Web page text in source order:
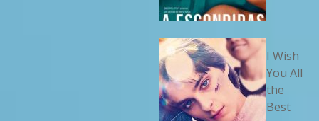
I Wish
You All
the
Best